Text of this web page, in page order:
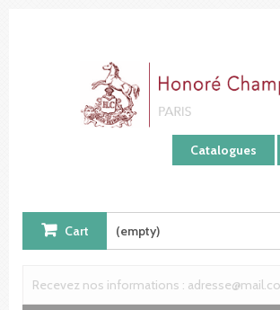
Catalogues
Cart (empty)